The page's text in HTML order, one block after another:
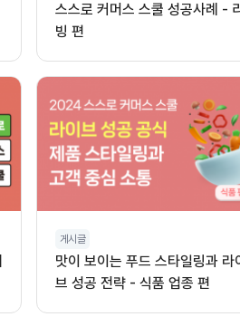
스스로 커머스 스쿨 성공사례 - 리
빙 편
게시글
맛이 보이는 푸드 스타일링과 라
브 성공 전략 - 식품 업종 편